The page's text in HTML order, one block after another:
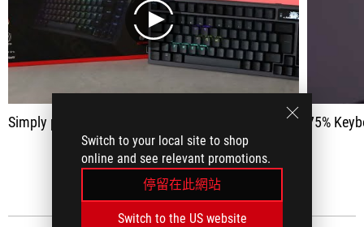
Switch to your local site to shop
online and see relevant promotions.
停留在此網站
Switch to the US website
play
Simply perfect 75%
查看全部